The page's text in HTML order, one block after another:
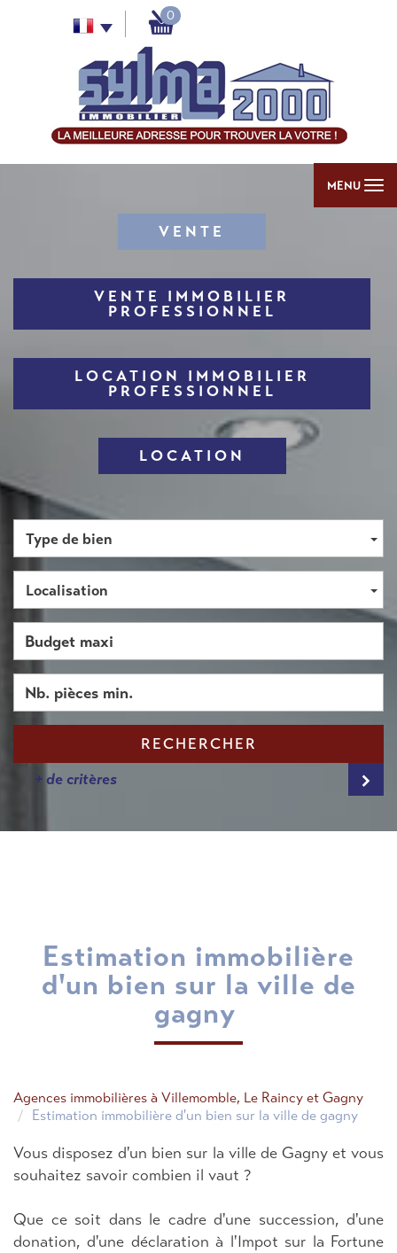
0
MENU
VENTE
VENTE IMMOBILIER
PROFESSIONNEL
LOCATION IMMOBILIER
PROFESSIONNEL
LOCATION
Type de bien
Localisation
RECHERCHER
+ de critères
estimation immobilière
d'un bien sur la ville de
gagny
Agences immobilières à Villemomble, Le Raincy et Gagny
Estimation immobilière d'un bien sur la ville de gagny
Vous disposez d'un bien sur la ville de Gagny et vous
souhaitez savoir combien il vaut ?
Que ce soit dans le cadre d'une succession, d'une
donation, d'une déclaration à l'Impot sur la Fortune